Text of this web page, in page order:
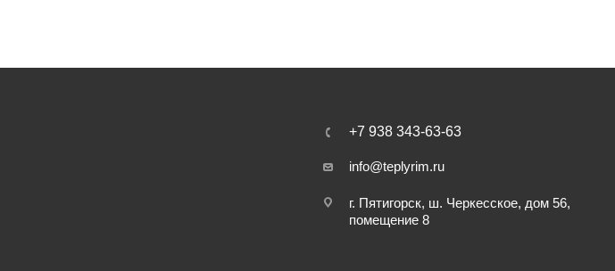
+7 938 343-63-63
info@teplyrim.ru
г. Пятигорск, ш. Черкесское, дом 56,
помещение 8